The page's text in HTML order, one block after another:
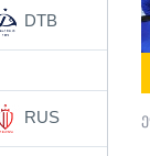
DTB
RUS